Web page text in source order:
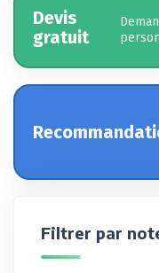
Devis
gratuit
Filtrer par